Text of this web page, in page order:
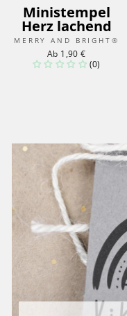
Ministempel
Herz lachend
MERRY AND BRIGHT®
Ab 1,90 €
(0)